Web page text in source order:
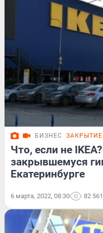
БИЗНЕС ЗАКРЫТИЕ
Что, если не
закрывшемуся
Екатеринбурге
6 марта, 2022, 08:30 82 561